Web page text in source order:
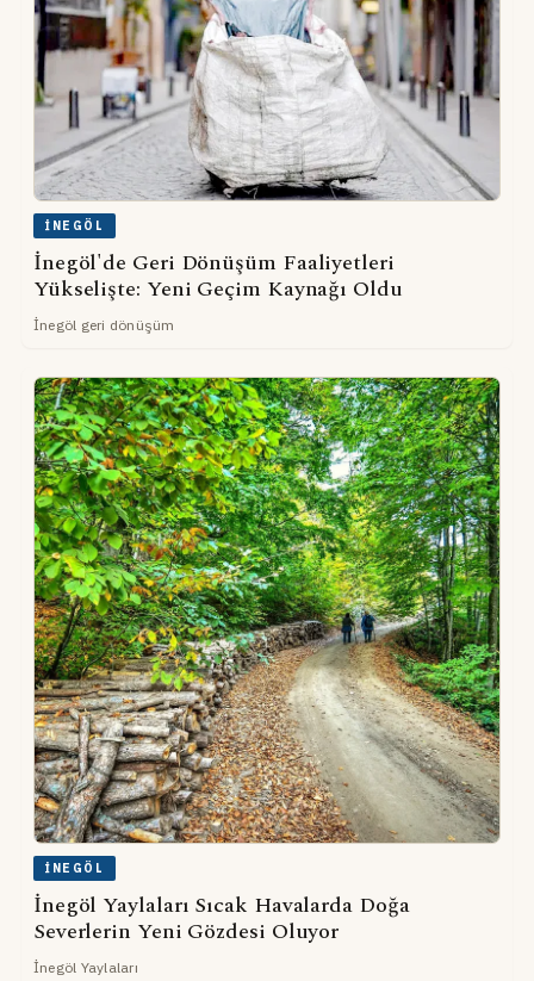
İNEGÖL
İnegöl'de Geri Dönüşüm Faaliyetleri
Yükselişte: Yeni Geçim Kaynağı Oldu
İnegöl geri dönüşüm
İNEGÖL
İnegöl Yaylaları Sıcak Havalarda Doğa
Severlerin Yeni Gözdesi Oluyor
İnegöl Yaylaları